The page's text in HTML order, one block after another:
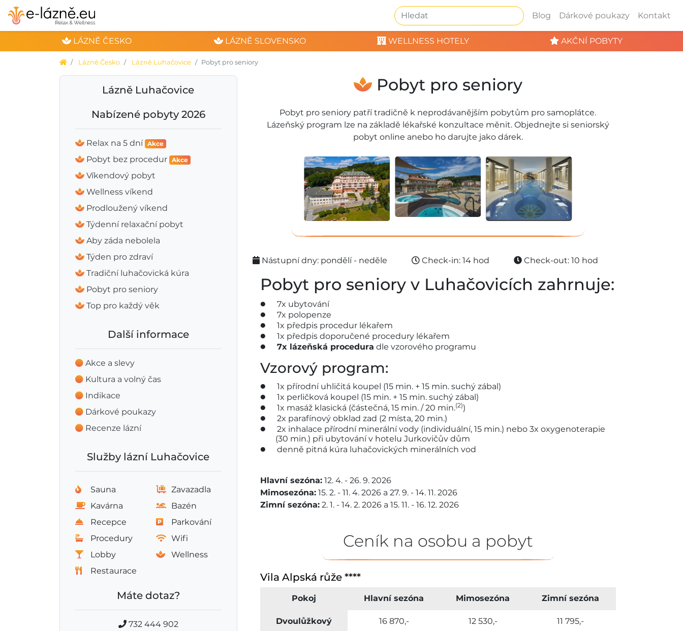
Blog Dárkové poukazy Kontakt
LÁZNĚ ČESKO LÁZNĚ SLOVENSKO WELLNESS HOTELY AKČNÍ POBYTY
Lázně Česko Lázně Luhačovice Pobyt pro seniory
Lázně Luhačovice
Nabízené pobyty 2026
Relax na 5 dní Akce
Pobyt bez procedur Akce
Víkendový pobyt
Wellness víkend
Prodloužený víkend
Týdenní relaxační pobyt
Aby záda nebolela
Týden pro zdraví
Tradiční luhačovická kúra
Pobyt pro seniory
Top pro každý věk
Další informace
Akce a slevy
Kultura a volný čas
Indikace
Dárkové poukazy
Recenze lázní
Služby lázní Luhačovice
Sauna
Zavazadla
Kavárna
Bazén
Recepce
Parkování
Procedury
Wifi
Lobby
Wellness
Restaurace
Máte dotaz?
732 444 902
Pobyt pro seniory
Pobyt pro seniory patří tradičně k neprodávanějším pobytům pro samoplátce.
Lázeňský program lze na základě lékařské konzultace měnit. Objednejte si seniorský
pobyt online anebo ho darujte jako dárek.
Nástupní dny: pondělí - neděle Check-in: 14 hod Check-out: 10 hod
Pobyt pro seniory v Luhačovicích zahrnuje:
7x ubytování
7x polopenze
1x předpis procedur lékařem
1x předpis doporučené procedury lékařem
7x lázeňská procedura dle vzorového programu
Vzorový program:
1x přírodní uhličitá koupel (15 min. + 15 min. suchý zábal)
1x perličková koupel (15 min. + 15 min. suchý zábal)
1x masáž klasická (částečná, 15 min. / 20 min.(2))
2x parafínový obklad zad (2 místa, 20 min.)
2x inhalace přírodní minerální vody (individuální, 15 min.) nebo 3x oxygenoterapie
(30 min.) při ubytování v hotelu Jurkovičův dům
denně pitná kúra luhačovických minerálních vod
Hlavní sezóna:12. 4. - 26. 9. 2026
Mimosezóna:15. 2. - 11. 4. 2026 a 27. 9. - 14. 11. 2026
Zimní sezóna:2. 1. - 14. 2. 2026 a 15. 11. - 16. 12. 2026
Ceník na osobu a pobyt
Vila Alpská růže ****
Pokoj Hlavní sezóna Mimosezóna Zimní sezóna
Dvoulůžkový 16 870,- 12 530,- 11 795,-